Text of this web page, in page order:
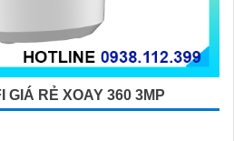
GIÁ RẺ XOAY 360 3MP